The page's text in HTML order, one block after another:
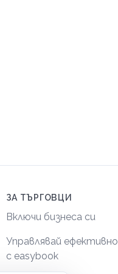
ЗА ТЪРГОВЦИ
Включи бизнеса си
Управлявай ефективно
с easybook